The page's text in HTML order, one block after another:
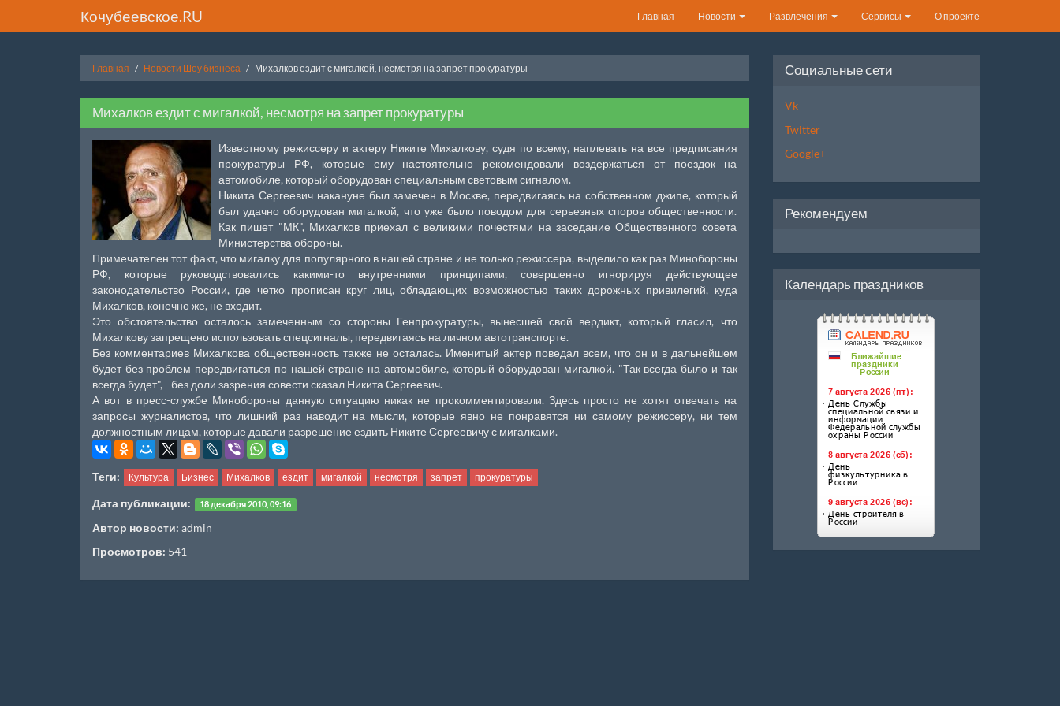
Кочубеевское.RU Главная Новости Развлечения Сервисы О проекте
Главная Новости Шоу бизнеса Михалков ездит с мигалкой, несмотря на запрет прокуратуры
Михалков ездит с мигалкой, несмотря на запрет прокуратуры
Известному режиссеру и актеру Никите Михалкову, судя по всему, наплевать на все предписания
прокуратуры РФ, которые ему настоятельно рекомендовали воздержаться от поездок на
автомобиле, который оборудован специальным световым сигналом.
Никита Сергеевич накануне был замечен в Москве, передвигаясь на собственном джипе, который
был удачно оборудован мигалкой, что уже было поводом для серьезных споров общественности.
Как пишет "МК", Михалков приехал с великими почестями на заседание Общественного совета
Министерства обороны.
Примечателен тот факт, что мигалку для популярного в нашей стране и не только режиссера, выделило как раз Минобороны
РФ, которые руководствовались какими-то внутренними принципами, совершенно игнорируя действующее
законодательство России, где четко прописан круг лиц, обладающих возможностью таких дорожных привилегий, куда
Михалков, конечно же, не входит.
Это обстоятельство осталось замеченным со стороны Генпрокуратуры, вынесшей свой вердикт, который гласил, что
Михалкову запрещено использовать спецсигналы, передвигаясь на личном автотранспорте.
Без комментариев Михалкова общественность также не осталась. Именитый актер поведал всем, что он и в дальнейшем
будет без проблем передвигаться по нашей стране на автомобиле, который оборудован мигалкой. "Так всегда было и так
всегда будет", - без доли зазрения совести сказал Никита Сергеевич.
А вот в пресс-службе Минобороны данную ситуацию никак не прокомментировали. Здесь просто не хотят отвечать на
запросы журналистов, что лишний раз наводит на мысли, которые явно не понравятся ни самому режиссеру, ни тем
должностным лицам, которые давали разрешение ездить Никите Сергеевичу с мигалками.
Теги: Культура Бизнес Михалков ездит мигалкой несмотря запрет прокуратуры
Дата публикации: 18 декабря 2010, 09:16
Автор новости: admin
Просмотров: 541
Социальные сети
Vk
Twitter
Google+
Рекомендуем
Календарь праздников